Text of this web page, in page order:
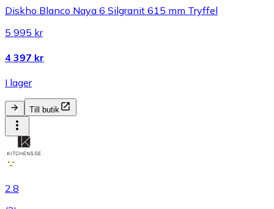
Diskho Blanco Naya 6 Silgranit 615 mm Tryffel
5 995 kr
4 397 kr
I lager
Till butik
2.8